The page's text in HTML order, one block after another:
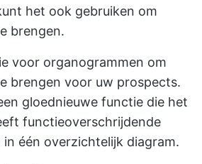
het ook gebruiken om
brengen.
voor organogrammen om
brengen voor uw prospects.
gloednieuwe functie die het
functieoverschrijdende
in één overzichtelijk diagram.